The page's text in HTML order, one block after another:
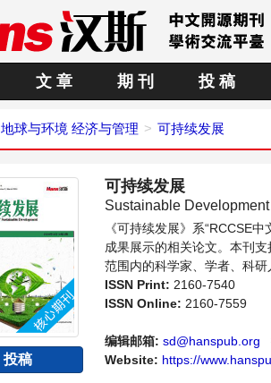
文 章 期 刊 投 稿
地球与环境 经济与管理 可持续发展
投稿
可持续发展
Sustainable Development
《可持续发展》系“RCCSE
成果展示的相关论文。本刊
范围内的科学家、学者、科
ISSN Print: 2160-7540
ISSN Online: 2160-7559
编辑邮箱: sd@hanspub.org
Website: https://